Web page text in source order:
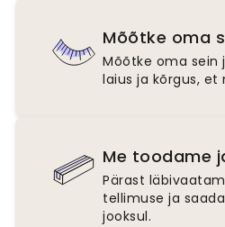
Mõõtke oma
Mõõtke oma sein
laius ja kõrgus, et
Me toodame
Pärast
tellimuse ja
jooksul.